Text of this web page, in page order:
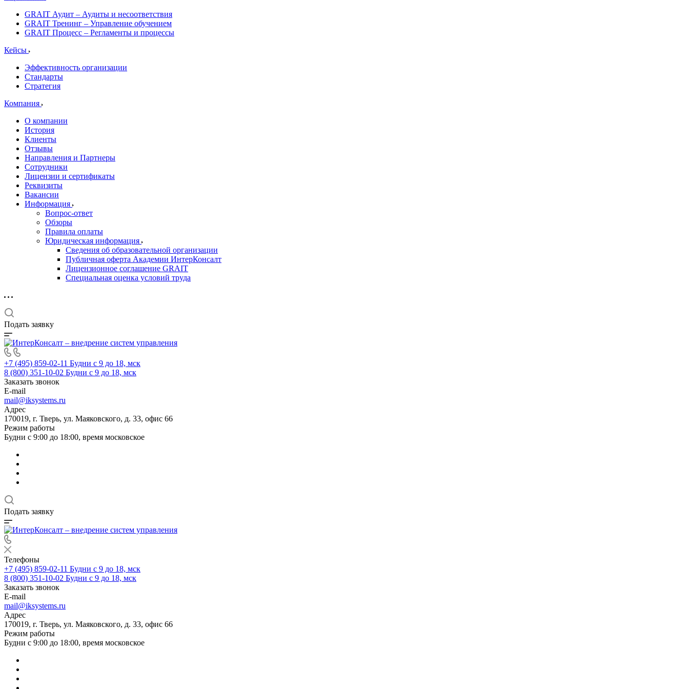
GRAIT Аудит – Аудиты и несоответствия
GRAIT Тренинг – Управление обучением
GRAIT Процесс – Регламенты и процессы
Кейсы
Эффективность организации
Стандарты
Стратегия
Компания
О компании
История
Клиенты
Отзывы
Направления и Партнеры
Сотрудники
Лицензии и сертификаты
Реквизиты
Вакансии
Информация
Вопрос-ответ
Обзоры
Правила оплаты
Юридическая информация
Сведения об образовательной организации
Публичная оферта Академии ИнтерКонсалт
Лицензионное соглашение GRAIT
Специальная оценка условий труда
Подать заявку
+7 (495) 859-02-11 Будни с 9 до 18, мск
8 (800) 351-10-02 Будни с 9 до 18, мск
Заказать звонок
E-mail
mail@iksystems.ru
Адрес
170019, г. Тверь, ул. Маяковского, д. 33, офис 66
Режим работы
Будни с 9:00 до 18:00, время московское
Подать заявку
Телефоны
+7 (495) 859-02-11 Будни с 9 до 18, мск
8 (800) 351-10-02 Будни с 9 до 18, мск
Заказать звонок
E-mail
mail@iksystems.ru
Адрес
170019, г. Тверь, ул. Маяковского, д. 33, офис 66
Режим работы
Будни с 9:00 до 18:00, время московское